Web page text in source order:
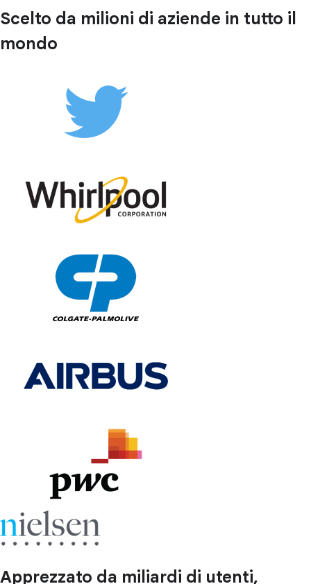
Scelto da milioni di aziende in tutto il
mondo
Apprezzato da miliardi di utenti,